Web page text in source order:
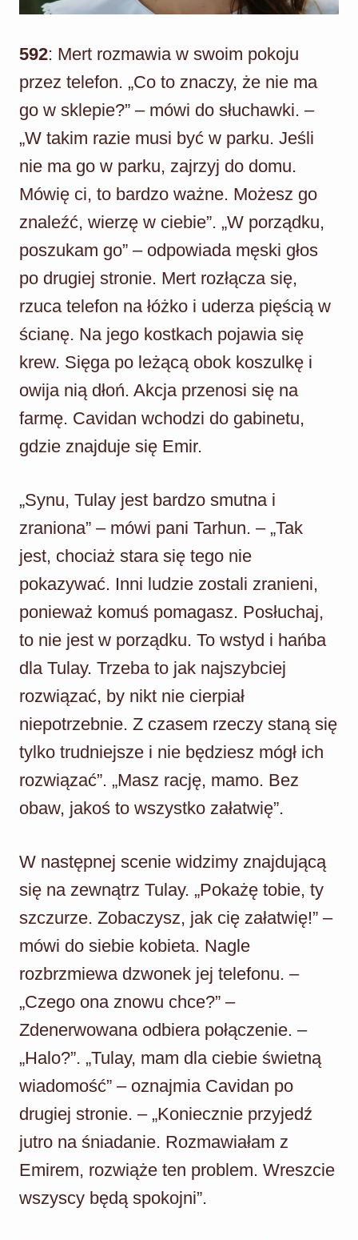
592: Mert rozmawia w swoim pokoju
przez telefon. „Co to znaczy, że nie ma
go w sklepie?” – mówi do słuchawki. –
„W takim razie musi być w parku. Jeśli
nie ma go w parku, zajrzyj do domu.
Mówię ci, to bardzo ważne. Możesz go
znaleźć, wierzę w ciebie”. „W porządku,
poszukam go” – odpowiada męski głos
po drugiej stronie. Mert rozłącza się,
rzuca telefon na łóżko i uderza pięścią w
ścianę. Na jego kostkach pojawia się
krew. Sięga po leżącą obok koszulkę i
owija nią dłoń. Akcja przenosi się na
farmę. Cavidan wchodzi do gabinetu,
gdzie znajduje się Emir.
„Synu, Tulay jest bardzo smutna i
zraniona” – mówi pani Tarhun. – „Tak
jest, chociaż stara się tego nie
pokazywać. Inni ludzie zostali zranieni,
ponieważ komuś pomagasz. Posłuchaj,
to nie jest w porządku. To wstyd i hańba
dla Tulay. Trzeba to jak najszybciej
rozwiązać, by nikt nie cierpiał
niepotrzebnie. Z czasem rzeczy staną się
tylko trudniejsze i nie będziesz mógł ich
rozwiązać”. „Masz rację, mamo. Bez
obaw, jakoś to wszystko załatwię”.
W następnej scenie widzimy znajdującą
się na zewnątrz Tulay. „Pokażę tobie, ty
szczurze. Zobaczysz, jak cię załatwię!” –
mówi do siebie kobieta. Nagle
rozbrzmiewa dzwonek jej telefonu. –
„Czego ona znowu chce?” –
Zdenerwowana odbiera połączenie. –
„Halo?”. „Tulay, mam dla ciebie świetną
wiadomość” – oznajmia Cavidan po
drugiej stronie. – „Koniecznie przyjedź
jutro na śniadanie. Rozmawiałam z
Emirem, rozwiąże ten problem. Wreszcie
wszyscy będą spokojni”.